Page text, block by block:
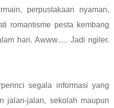
perpustakaan nyaman,
romantisme pesta kembang
hari. Awww…. Jadi ngiler.
segala informasi yang
jalan-jalan, sekolah maupun